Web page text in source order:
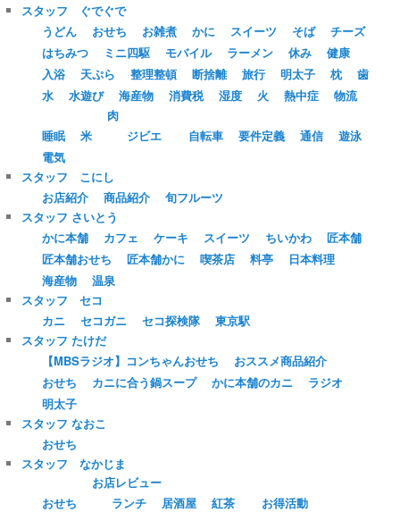
スタッフ ぐでぐで
うどん
おせち お雑煮 かに スイーツ そば
チーズ
はちみつ
ミニ四駆 モバイル ラーメン 休み
健康
入浴
天ぷら 整理整頓 断捨離 旅行 明太子 枕
歯
水
水遊び 海産物 消費税 湿度 火 熱中症 物流
睡眠 米
肉
ジビエ
自転車 要件定義 通信
遊泳
電気
スタッフ こにし
お店紹介
商品紹介
旬フルーツ
スタッフ さいとう
かに本舗
カフェ ケーキ スイーツ ちいかわ
匠本舗
匠本舗おせち
匠本舗かに 喫茶店 料亭
日本料理
海産物
温泉
スタッフ セコ
カニ
セコガニ セコ探検隊
東京駅
スタッフ たけだ
【MBSラジオ】コンちゃんおせち
おススメ商品紹介
おせち
カニに合う鍋スープ かに本舗のカニ
ラジオ
明太子
スタッフ なおこ
おせち
スタッフ なかじま
おせち
お店レビュー
ランチ
居酒屋 紅茶
お得活動